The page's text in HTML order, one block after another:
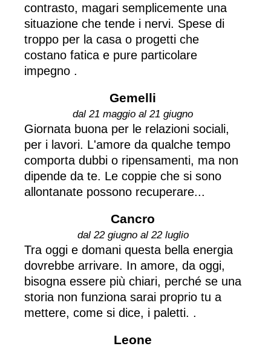
contrasto, magari semplicemente una
situazione che tende i nervi. Spese di
troppo per la casa o progetti che
costano fatica e pure particolare
impegno .
Gemelli
dal 21 maggio al 21 giugno
Giornata buona per le relazioni sociali,
per i lavori. L'amore da qualche tempo
comporta dubbi o ripensamenti, ma non
dipende da te. Le coppie che si sono
allontanate possono recuperare...
Cancro
dal 22 giugno al 22 luglio
Tra oggi e domani questa bella energia
dovrebbe arrivare. In amore, da oggi,
bisogna essere più chiari, perché se una
storia non funziona sarai proprio tu a
mettere, come si dice, i paletti. .
Leone